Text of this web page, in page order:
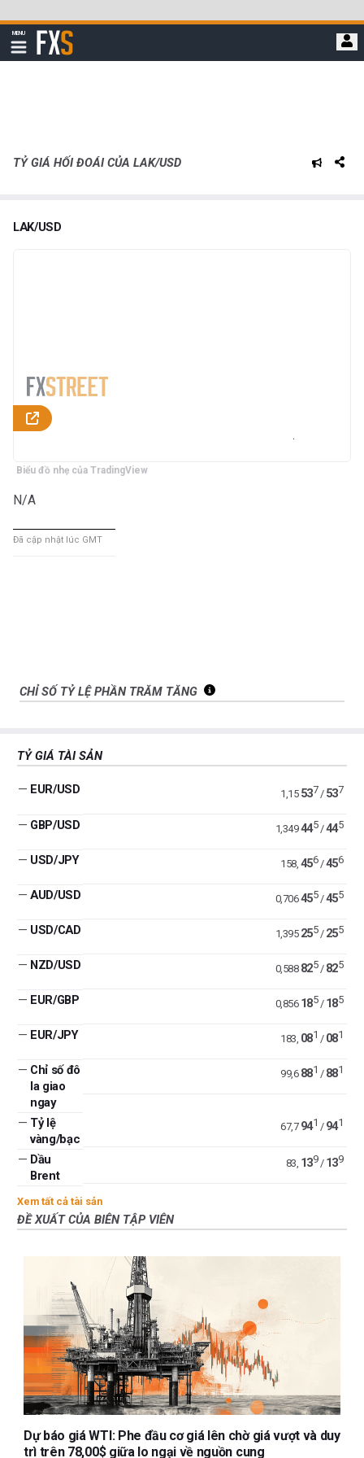
qua
đi
MENU
Hiển
thị
FXStreet
TỶ GIÁ HỐI ĐOÁI CỦA LAK/USD
LAK/USD
Biểu đồ nhẹ của TradingView
N/A
Đã cập nhật lúc GMT
CHỈ SỐ TỶ LỆ PHẦN TRĂM TĂNG
TỶ GIÁ TÀI SẢN
— EUR/USD 1,15 537 / 537
— GBP/USD 1,349 445/445
— USD/JPY 158, 456/456
— AUD/USD 0,706 455/455
— USD/CAD 1,395 255/ 255
— NZD/USD 0,588 825/ 825
— EUR/GBP 0,856 185/ 185
— EUR/JPY 183, 081 / 081
— Chỉ số đô
la giao
ngay
99,6 881 / 881
— Tỷ lệ
vàng/bạc
67,7 941 / 941
— Dầu
Brent
83, 139/ 139
Xem tất cả tài sản
ĐỀ XUẤT CỦA BIÊN TẬP VIÊN
Dự báo giá WTI: Phe đầu cơ giá lên chờ giá vượt và duy
trì trên 78,00$ giữa lo ngại về nguồn cung